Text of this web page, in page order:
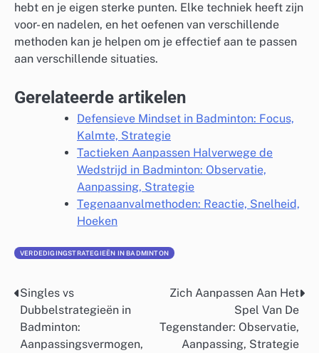
hebt en je eigen sterke punten. Elke techniek heeft zijn
voor- en nadelen, en het oefenen van verschillende
methoden kan je helpen om je effectief aan te passen
aan verschillende situaties.
Gerelateerde artikelen
Defensieve Mindset in Badminton: Focus,
Kalmte, Strategie
Tactieken Aanpassen Halverwege de
Wedstrijd in Badminton: Observatie,
Aanpassing, Strategie
Tegenaanvalmethoden: Reactie, Snelheid,
Hoeken
VERDEDIGINGSTRATEGIEËN IN BADMINTON
Post
navigation
Singles vs
Dubbelstrategieën in
Badminton:
Aanpassingsvermogen,
Zich Aanpassen Aan Het
Spel Van De
Tegenstander: Observatie,
Aanpassing, Strategie